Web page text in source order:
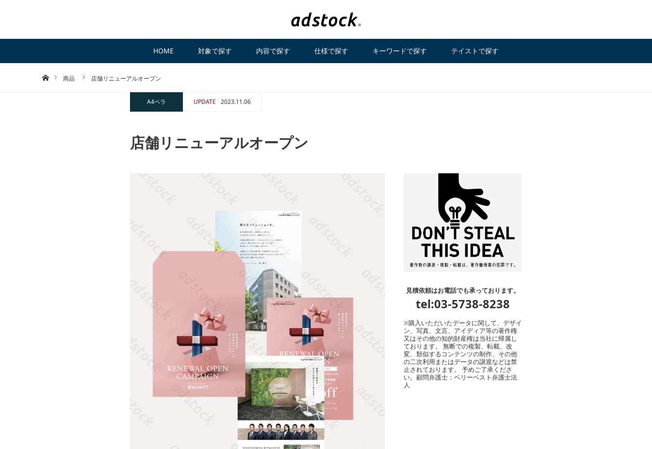
HOME 対象で探す 内容で探す 仕様で探す キーワードで探す テイストで探す
ホーム商品 店舗リニューアルオープン
A4ペラ UPDATE 2023.11.06
店舗リニューアルオープン
見積依頼はお電話でも承っております。
tel:03-5738-8238
※購入いただいたデータに関して、デザイ
ン、写真、文言、アイディア等の著作権
又はその他の知的財産権は当社に帰属し
ております。 無断での複製、転載、改
変、類似するコンテンツの制作、その他
の二次利用またはデータの譲渡などは禁
止されております。 予めご了承くださ
い。顧問弁護士：ベリーベスト弁護士法
人